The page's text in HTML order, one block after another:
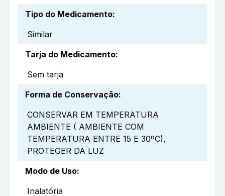
Tipo do Medicamento:
Similar
Tarja do Medicamento:
Sem tarja
Forma de Conservação:
CONSERVAR EM TEMPERATURA
AMBIENTE ( AMBIENTE COM
TEMPERATURA ENTRE 15 E 30ºC),
PROTEGER DA LUZ
Modo de Uso:
Inalatória